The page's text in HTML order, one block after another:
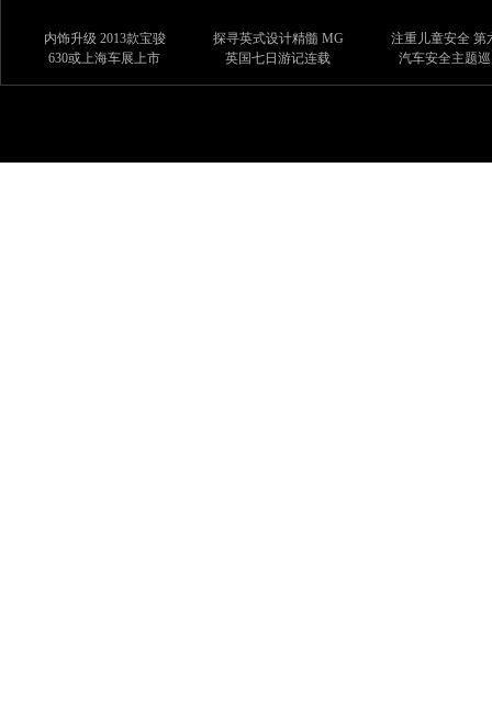
内饰升级 2013款宝骏
630或上海车展上市
探寻英式设计精髓 MG
英国七日游记连载
注重儿童安全 第
汽车安全主题